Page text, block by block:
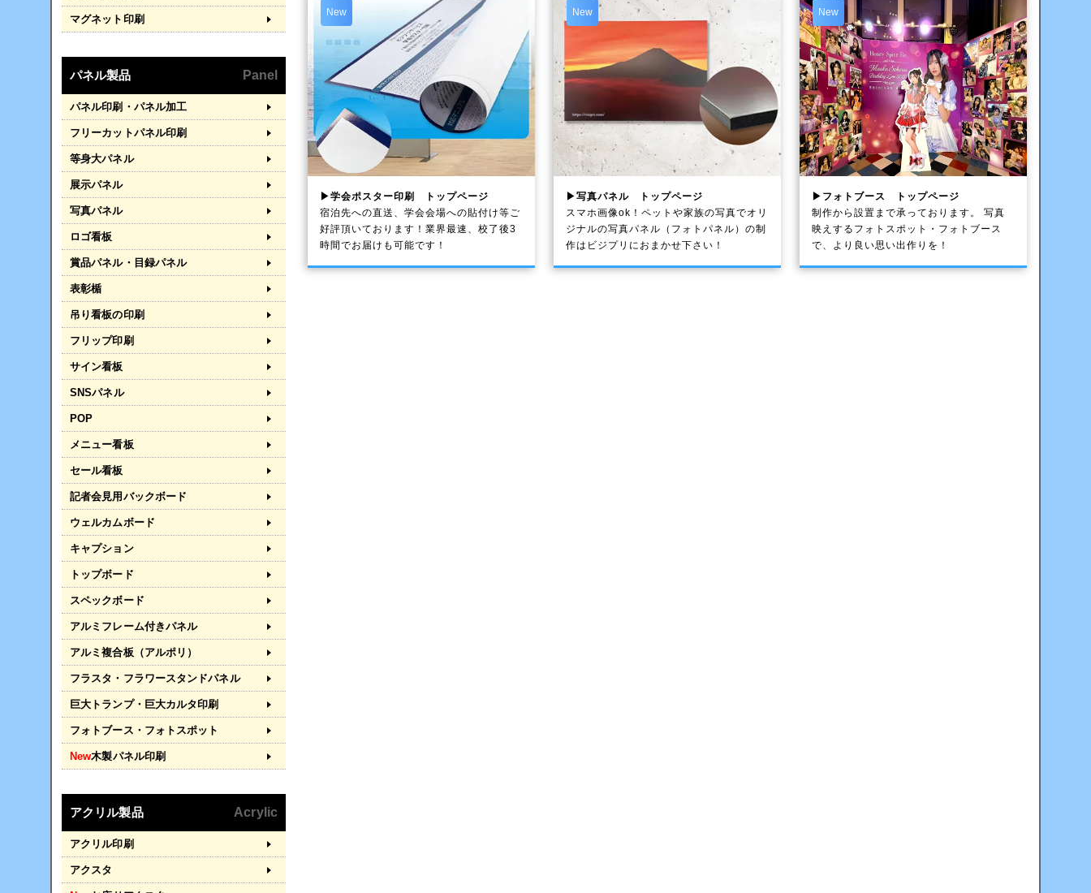
New
▶学会ポスター印刷 トップページ
宿泊先への直送、学会会場への貼付け等ご
好評頂いております！業界最速、校了後3
時間でお届けも可能です！
New
▶写真パネル トップページ
スマホ画像ok！ペットや家族の写真でオリ
ジナルの写真パネル（フォトパネル）の制
作はビジプリにおまかせ下さい！
New
▶フォトブース トップページ
制作から設置まで承っております。 写真
映えするフォトスポット・フォトブース
で、より良い思い出作りを！
マグネット印刷
パネル製品 Panel
パネル印刷・パネル加工
フリーカットパネル印刷
等身大パネル
展示パネル
写真パネル
ロゴ看板
賞品パネル・目録パネル
表彰楯
吊り看板の印刷
フリップ印刷
サイン看板
SNSパネル
POP
メニュー看板
セール看板
記者会見用バックボード
ウェルカムボード
キャプション
トップボード
スペックボード
アルミフレーム付きパネル
アルミ複合板（アルポリ）
フラスタ・フラワースタンドパネル
巨大トランプ・巨大カルタ印刷
フォトブース・フォトスポット
New木製パネル印刷
アクリル製品 Acrylic
アクリル印刷
アクスタ